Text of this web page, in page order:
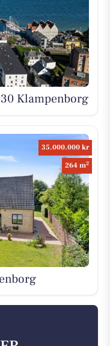
Klampenborg
35.000.000 kr
264 m2